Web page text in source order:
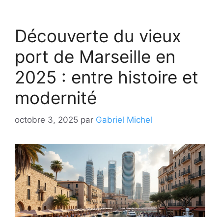
Découverte du vieux
port de Marseille en
2025 : entre histoire et
modernité
octobre 3, 2025 par Gabriel Michel